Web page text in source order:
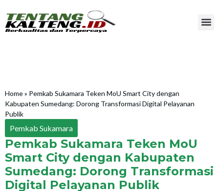
Home» Pemkab Sukamara Teken MoU Smart City dengan
Kabupaten Sumedang: Dorong Transformasi Digital Pelayanan
Publik
Pemkab Sukamara
Pemkab Sukamara Teken MoU
Smart City dengan Kabupaten
Sumedang: Dorong Transformasi
Digital Pelayanan Publik